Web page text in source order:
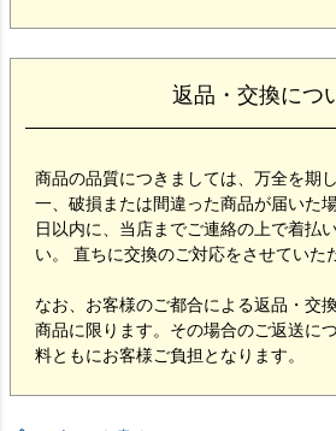
返品・交換につ
商品の品質につきましては、万全を期
一、破損または間違った商品が届いた
日以内に、当店までご連絡の上で着払
い。 直ちに交換のご対応をさせていた
なお、お客様のご都合による返品・交
商品に限ります。その場合のご返送に
料ともにお客様ご負担となります。